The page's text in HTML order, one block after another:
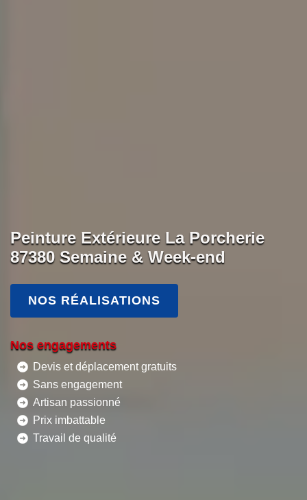
Peinture Extérieure La Porcherie
87380 Semaine & Week-end
NOS RÉALISATIONS
Nos engagements
Devis et déplacement gratuits
Sans engagement
Artisan passionné
Prix imbattable
Travail de qualité